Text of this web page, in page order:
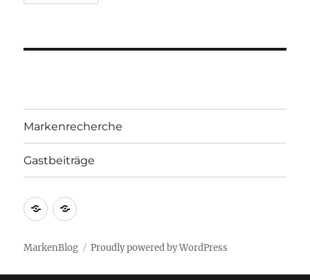
Markenrecherche
Gastbeiträge
Markenrecherche
Gastbeiträge
MarkenBlog Proudly powered by WordPress